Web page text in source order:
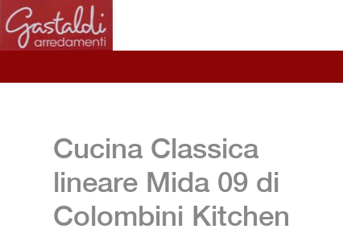
Cucina Classica
lineare Mida 09 di
Colombini Kitchen